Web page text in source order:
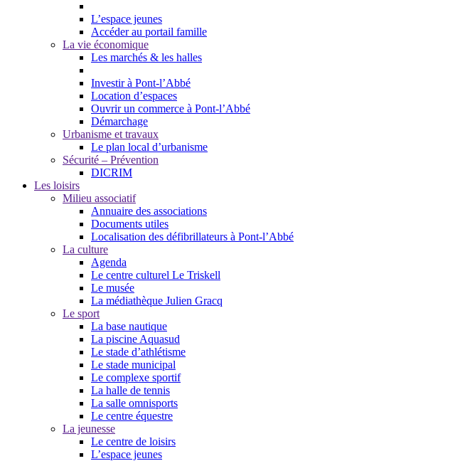
L’espace jeunes
Accéder au portail famille
La vie économique
Les marchés & les halles
Investir à Pont-l’Abbé
Location d’espaces
Ouvrir un commerce à Pont-l’Abbé
Démarchage
Urbanisme et travaux
Le plan local d’urbanisme
Sécurité – Prévention
DICRIM
Les loisirs
Milieu associatif
Annuaire des associations
Documents utiles
Localisation des défibrillateurs à Pont-l’Abbé
La culture
Agenda
Le centre culturel Le Triskell
Le musée
La médiathèque Julien Gracq
Le sport
La base nautique
La piscine Aquasud
Le stade d’athlétisme
Le stade municipal
Le complexe sportif
La halle de tennis
La salle omnisports
Le centre équestre
La jeunesse
Le centre de loisirs
L’espace jeunes